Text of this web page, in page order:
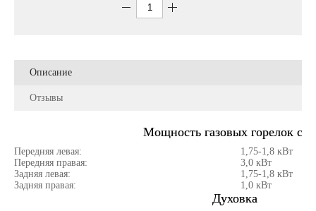
Описание
Отзывы
Мощность газовых горелок
Передняя левая:
1,75-1,8 кВт
Передняя правая:
3,0 кВт
Задняя левая:
1,75-1,8 кВт
Задняя правая:
1,0 кВт
Духовка